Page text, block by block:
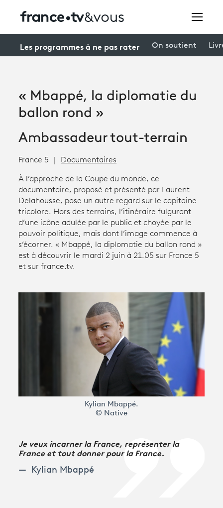
Avantages fidélité
Productions et innovation
Programme tv
Les programmes à ne pas rater On soutient
« Mbappé, la diplomatie du
ballon rond »
Ambassadeur tout-terrain
France 5 Documentaires
À l’approche de la Coupe du monde, ce
documentaire, proposé et présenté par Laurent
Delahousse, pose un autre regard sur le capitaine
tricolore. Hors des terrains, l’itinéraire fulgurant
d’une icône adulée par le public et choyée par le
pouvoir politique, mais dont l’image commence à
s’écorner. « Mbappé, la diplomatie du ballon rond »
est à découvrir le mardi 2 juin à 21.05 sur France 5
et sur france.tv.
Kylian Mbappé.
© Native
Je veux incarner la France, représenter la
France et tout donner pour la France.
Kylian Mbappé